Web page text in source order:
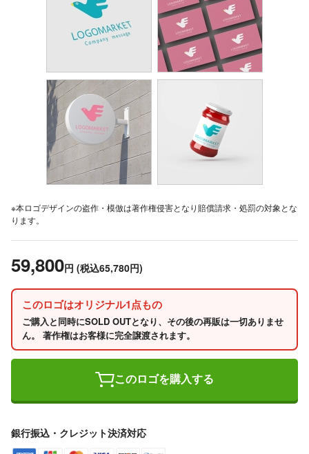
※本ロゴデザインの盗作・模倣は著作権侵害となり賠償請求・処罰の対象とな
ります。
59,800円 (税込65,780円)
このロゴはオリジナル1点もの
ご購入と同時にSOLD OUTとなり、その後の再販は一切ありませ
ん。 著作権はお客様に完全譲渡されます。
このロゴを購入する
銀行振込・クレジット決済対応